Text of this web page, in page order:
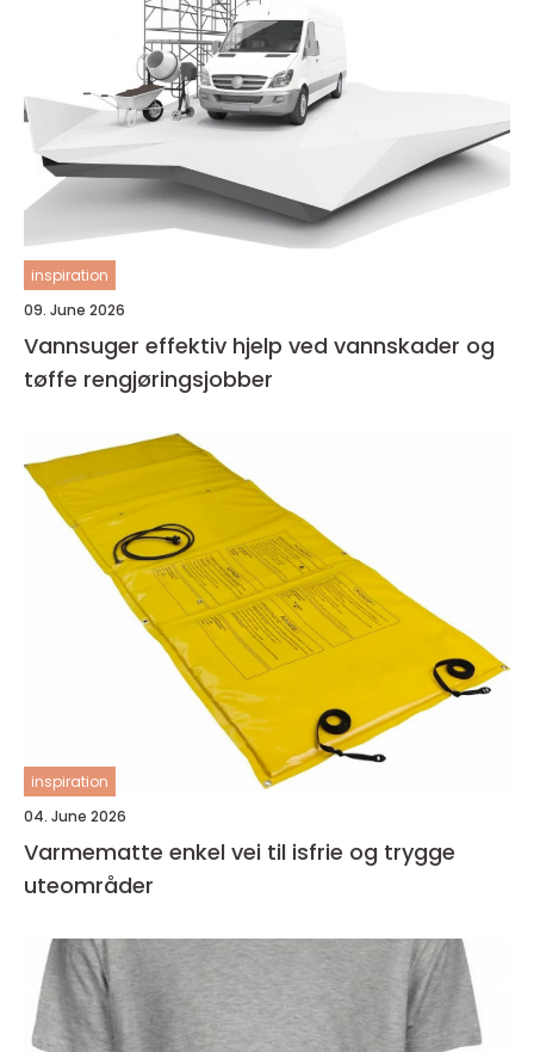
inspiration
09. June 2026
Vannsuger effektiv hjelp ved vannskader og
tøffe rengjøringsjobber
inspiration
04. June 2026
Varmematte enkel vei til isfrie og trygge
uteområder